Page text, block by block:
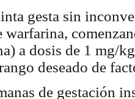
gesta sin
warfarina,
a dosis de 1 mg/
deseado de
de gestación